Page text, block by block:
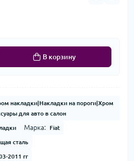
В корзину
накладки|Накладки на пороги|Хром
для авто в салон
Марка: Fiat
сталь
2011 гг